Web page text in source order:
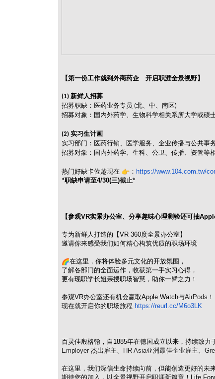
【第一份工作就到外商药企 开启职涯全景视野】
(1)新鲜人招募
招募职缺：医药业务专员 (北、中、南区)
招募对象：国内外药学、生物科学相关系所大学或硕
(2)实习生计画
实习部门：医药行销、医学服务、企业传播与公共事
招募对象：国内外药学、生科、公卫、传播、 资管等
热门好缺卡位趁现在 ： https://www.104.com.tw/
*职缺申请至4/30(三)截止*
【参观VR实景办公室、分享趣味心理测验还可抽
专为新鲜人打造的【VR 360度全景办公室】
邀请你来感受我们如何精心构筑优质的职场环境
在这里，你将体验多元文化的开放氛围，
了解各部门的全面运作，收获第一手实习心得，
更有现职学长姐亲授职场智慧，助你一臂之力！
参观VR办公室还有机会赢取Apple Watch与AirPods！
现在就开启你的职场旅程 https://reurl.cc/M6o3LK
百灵佳殷格翰，自1885年在德国成立以来，持续致力
Employer 杰出雇主、HR Asia亚洲最佳企业雇主、
在这里，我们深信生命持续向前，但能创造更好的未
期待您的加入，以全景视野开启职涯新篇章！Life